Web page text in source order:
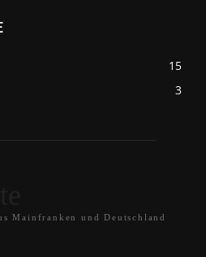
15
3
Mainfranken und Deutschland